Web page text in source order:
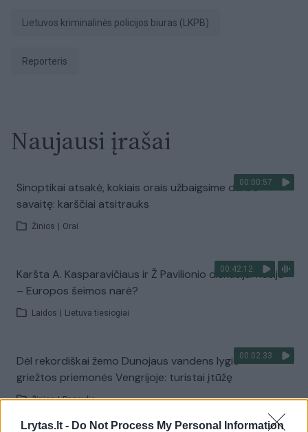
Lrytas.lt - Do Not Process My Personal Information
Lietuvos kriminalinės policijos biuras (LKPB)
Reporteris
Naujausi įrašai
00:00:57
Sinoptikai atsakė, kokiais orais užbaigsime darbo
savaitę: karščiai atsitrauks
Žinios Orai
00:42:12
Karšta A. Kasparavičiaus ir Ž Pavilionio diskusija: Rusija
– Europos šeimos narė?
Laidos Lietuva tiesiogiai
00:02:33
Dėl rekordiškai žemo Dunojaus vandens lygio –
griežtos priemonės Vengrijoje: turistai įtūžę
Žinios | Pasaulis